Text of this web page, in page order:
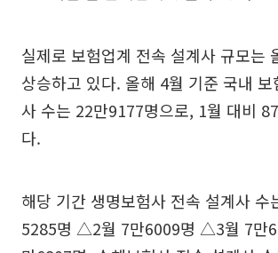
실제로 보험업계 전속 설계사 규모는
상승하고 있다. 올해 4월 기준 국내 보
사 수는 22만9177명으로, 1월 대비
다.
해당 기간 생명보험사 전속 설계사
5285명 △2월 7만6009명 △3월 7만